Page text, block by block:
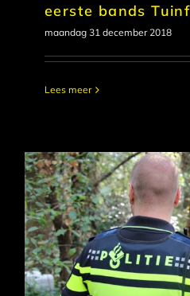
eerste bands
maandag 31 december 2018
Lees meer